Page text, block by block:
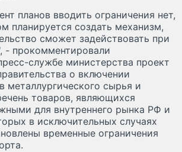
планов вводить ограничения нет,
планируется создать механизм,
сможет задействовать при
- прокомментировали
службе министерства проект
о включении
металлургического сырья и
товаров, являющихся
для внутреннего рынка РФ и
в исключительных случаях
временные ограничения